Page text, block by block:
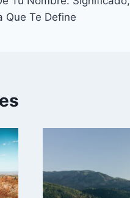
Que Te Define